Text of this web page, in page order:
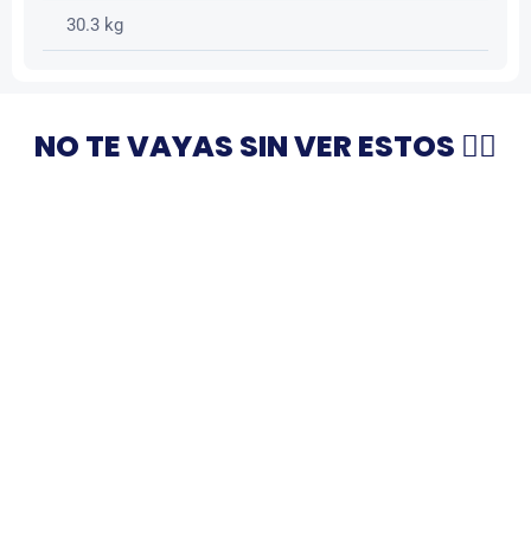
30.3 kg
NO TE VAYAS SIN VER ESTOS 👇🏻